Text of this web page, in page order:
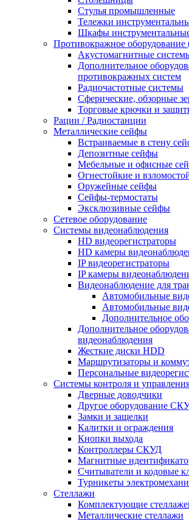
Стулья промышленные
Тележки
Шкафы
Противокражное оборудование
Акустомагнитные
Дополнительное
противокражных систем
Радиочастотные системы
Сферические, обзорные
Торговые крючки и
Рации / Радиостанции
Металлические сейфы
Встраиваемые в стену
Депозитные сейфы
Мебельные и офисные
Огнестойкие и
Оружейные сейфы
Сейфы-термостаты
Эксклюзивные сейфы
Сетевое оборудование
Системы видеонаблюдения
HD видеорегистраторы
HD камеры
IP видеорегистраторы
IP камеры
Видеонаблюдение для
Автомобильные
Автомобильные
Дополнительное
Дополнительное
видеонаблюдения
Жесткие диски HDD
Маршрутизаторы и
Персональные
Системы контроля и
Дверные доводчики
Другое оборудование
Замки и защелки
Калитки и ограждения
Кнопки выхода
Контроллеры СКУД
Магнитные
Считыватели и кодовые
Турникеты
Стеллажи
Комплектующие
Металлические стеллажи